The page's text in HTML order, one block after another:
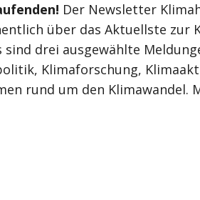
Der Newsletter
über das Aktuellste zur
drei ausgewählte
Klimaforschung,
rund um den Klimawandel.